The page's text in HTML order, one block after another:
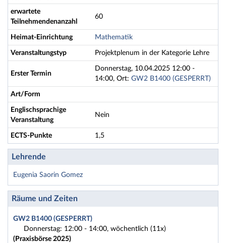
erwartete
Teilnehmendenanzahl
60
Heimat-Einrichtung Mathematik
Veranstaltungstyp Projektplenum in der Kategorie Lehre
Erster Termin
Donnerstag, 10.04.2025 12:00 -
14:00, Ort: GW2 B1400 (GESPERRT)
Art/Form
Englischsprachige
Veranstaltung
Nein
ECTS-Punkte 1,5
Lehrende
Eugenia Saorin Gomez
Räume und Zeiten
GW2 B1400 (GESPERRT)
Donnerstag: 12:00 - 14:00, wöchentlich (11x)
(Praxisbörse 2025)